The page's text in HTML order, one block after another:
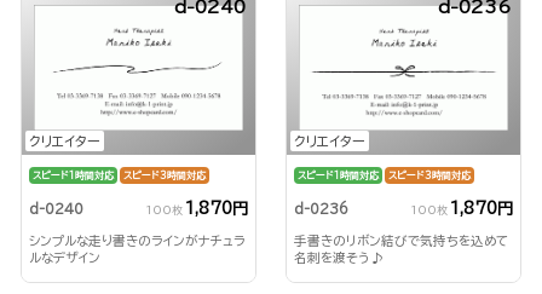
クリエイター
d-0240
スピード1時間対応 スピード3時間対応
d-0240 100枚 1,870円
シンプルな走り書きのラインがナチュラ
ルなデザイン
クリエイター
d-0236
スピード1時間対応 スピード3時間対応
d-0236 100枚 1,870円
手書きのリボン結びで気持ちを込めて
名刺を渡そう♪